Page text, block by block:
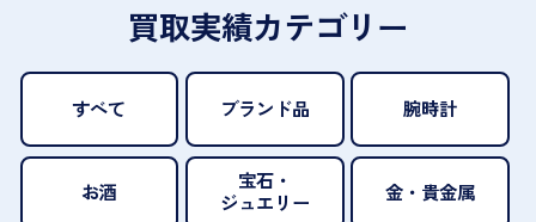
買取実績カテゴリー
すべて ブランド品 腕時計
お酒
宝石・
ジュエリー
金・貴金属